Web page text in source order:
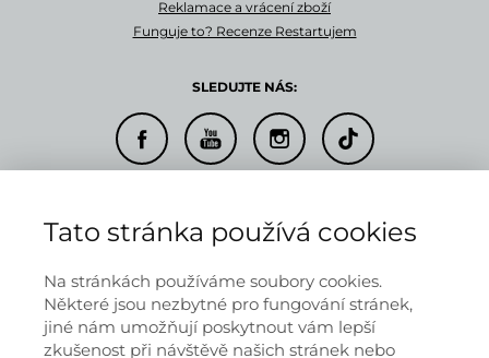
Reklamace a vrácení zboží
Funguje to? Recenze Restartujem
SLEDUJTE NÁS:
Doprava a platba
Obchodní podmínky
Ochrana osobních údajů
Tato stránka používá cookies
Na stránkách používáme soubory cookies.
Některé jsou nezbytné pro fungování stránek,
jiné nám umožňují poskytnout vám lepší
zkušenost při návštěvě našich stránek nebo